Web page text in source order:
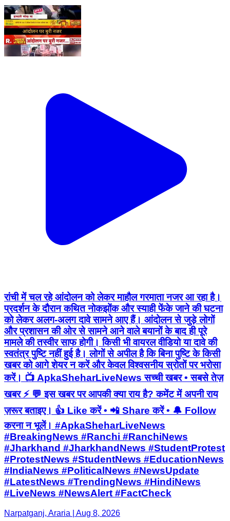
रांची में चल रहे आंदोलन को लेकर माहौल गरमाता नजर आ रहा है।
प्रदर्शन के दौरान कथित नोकझोंक और स्याही फेंके जाने की घटना
को लेकर अलग-अलग दावे सामने आए हैं। आंदोलन से जुड़े लोगों
और प्रशासन की ओर से सामने आने वाले बयानों के बाद ही पूरे
मामले की तस्वीर साफ होगी। किसी भी वायरल वीडियो या दावे की
स्वतंत्र पुष्टि नहीं हुई है। लोगों से अपील है कि बिना पुष्टि के किसी
खबर को आगे शेयर न करें और केवल विश्वसनीय स्रोतों पर भरोसा
करें। 📺 ApkaSheharLiveNews सच्ची खबर • सबसे तेज़
खबर ⚡ 💬 इस खबर पर आपकी क्या राय है? कमेंट में अपनी राय
ज़रूर बताइए। 👍 Like करें • 📲 Share करें • 🔔 Follow
करना न भूलें। #ApkaSheharLiveNews
#BreakingNews #Ranchi #RanchiNews
#Jharkhand #JharkhandNews #StudentProtest
#ProtestNews #StudentNews #EducationNews
#IndiaNews #PoliticalNews #NewsUpdate
#LatestNews #TrendingNews #HindiNews
#LiveNews #NewsAlert #FactCheck
Narpatganj, Araria | Aug 8, 2026